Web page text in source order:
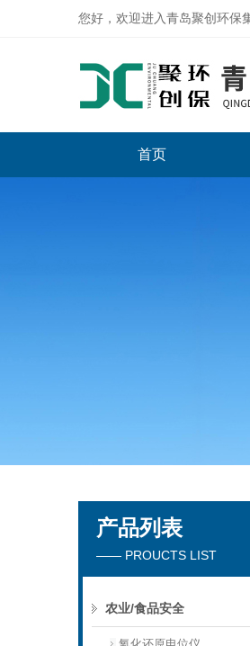
您好，欢迎进入青岛聚创环保
首页
产品列表
—— PROUCTS LIST
农业/食品安全